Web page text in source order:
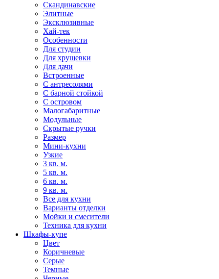
Скандинавские
Элитные
Эксклюзивные
Хай-тек
Особенности
Для студии
Для хрущевки
Для дачи
Встроенные
С антресолями
С барной стойкой
С островом
Малогабаритные
Модульные
Скрытые ручки
Размер
Мини-кухни
Узкие
3 кв. м.
5 кв. м.
6 кв. м.
9 кв. м.
Все для кухни
Варианты отделки
Мойки и смесители
Техника для кухни
Шкафы-купе
Цвет
Коричневые
Серые
Темные